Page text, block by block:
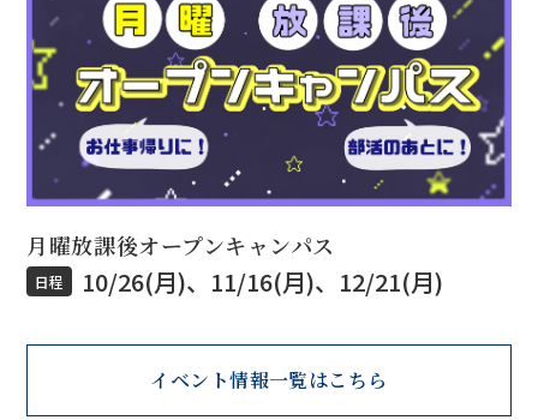
月曜放課後オープンキャンパス
日程 10/26(月)、11/16(月)、12/21(月)
イベント情報一覧はこちら